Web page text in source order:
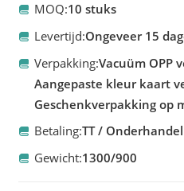
MOQ:10 stuks
Levertijd:Ongeveer 15
Verpakking:Vacuüm OPP
Aangepaste kleur kaart
Geschenkverpakking op
Betaling:TT /
Gewicht:1300/900